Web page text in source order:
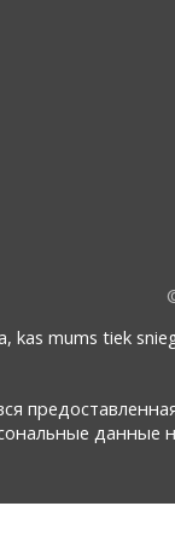
kas mums tiek
данные